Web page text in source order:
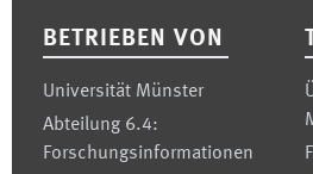
BETRIEBEN VON
Universität Münster
Abteilung 6.4:
Forschungsinformationen